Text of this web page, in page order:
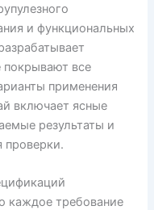
и функциональных
все
применения
включает ясные
результаты и
проверки.
каждое требование